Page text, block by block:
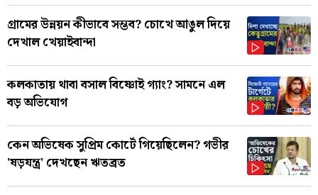
গ্রামের উন্নয়ন কীভাবে সম্ভব? চোখে আঙুল দিয়ে
দেখাল খেয়াইবান্দা
কলকাতায় থাবা বসাল বিষ্ণোই গ্যাং? সামনে এল
বড় অভিযোগ
কেন অভিষেক সুপ্রিম কোর্টে গিয়েছিলেন? গভীর
'ষড়যন্ত্র' দেখছেন ঋতব্রত